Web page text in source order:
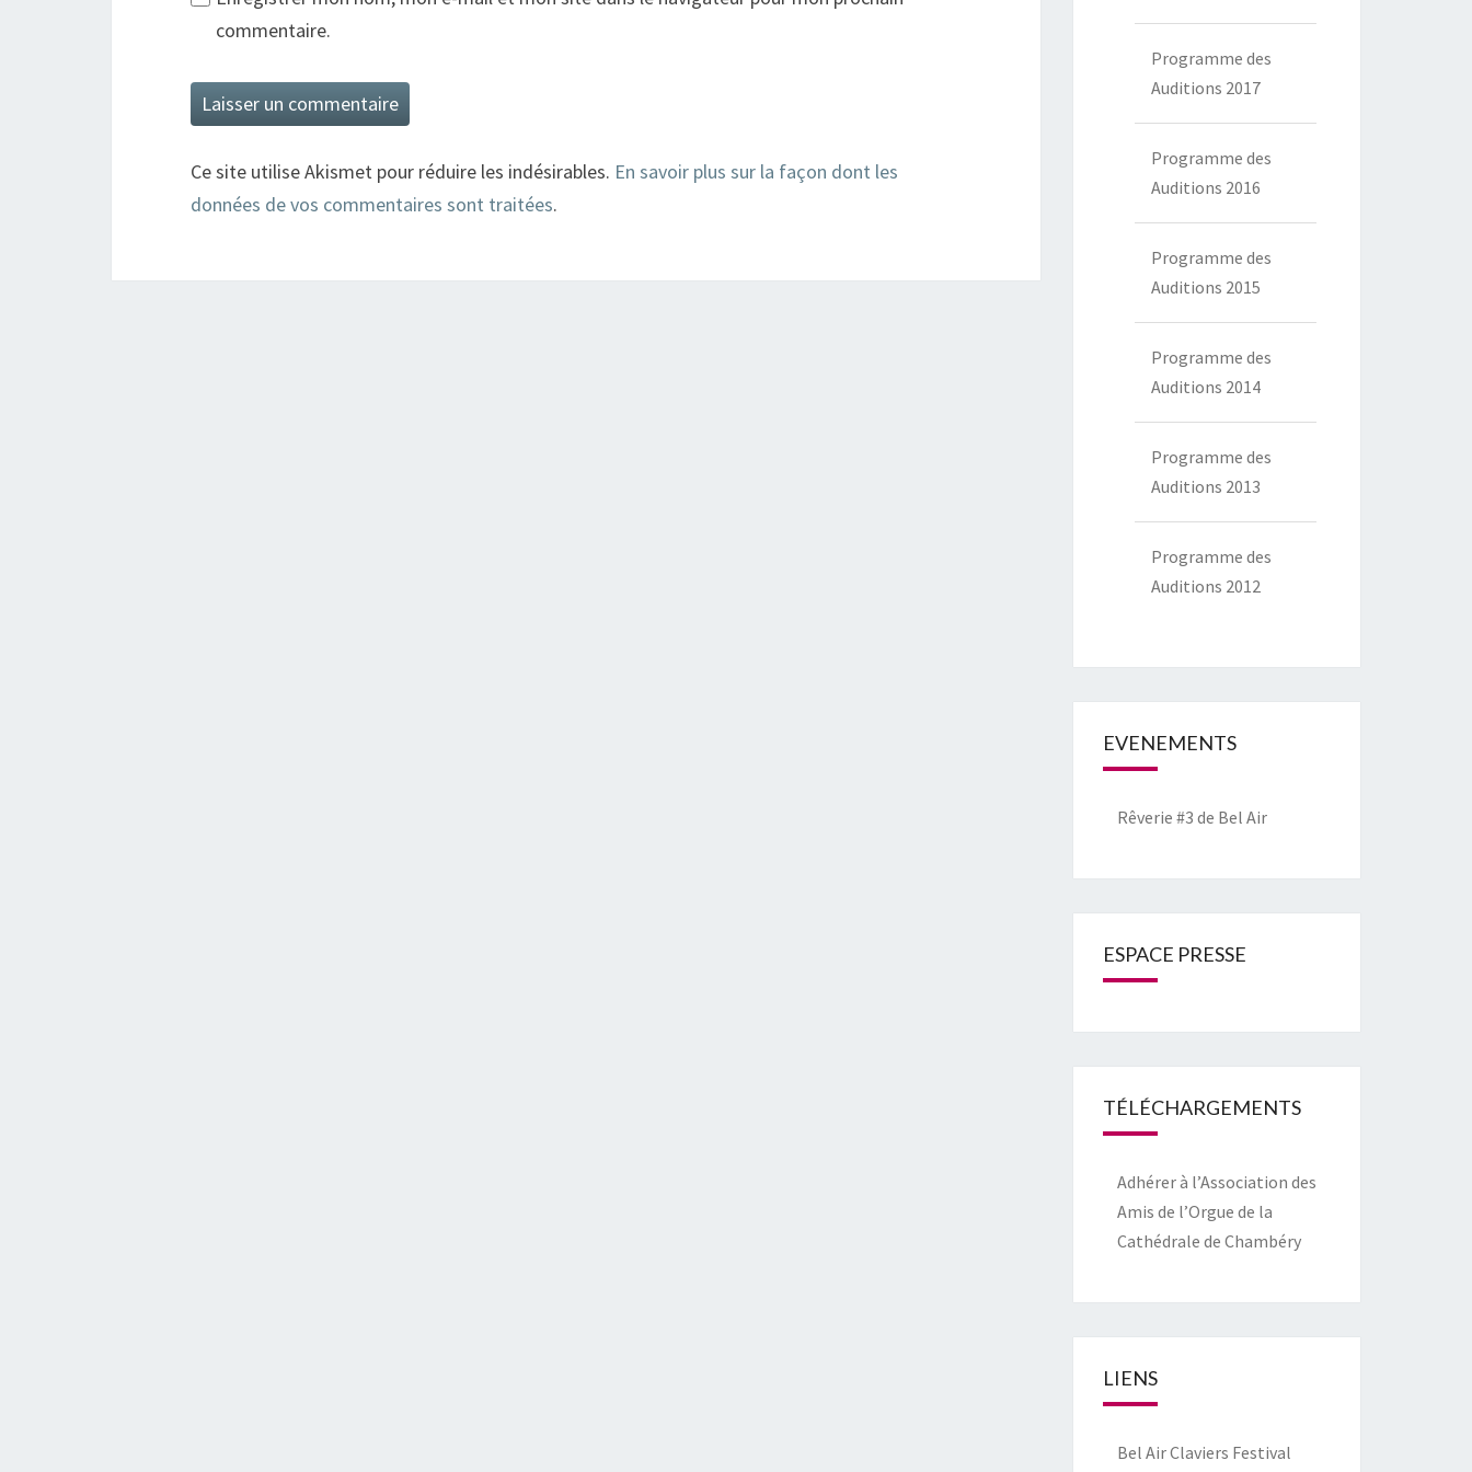
commentaire.
Ce site utilise Akismet pour réduire les indésirables. En savoir plus sur la façon dont les
données de vos commentaires sont traitées.
Programme des
Auditions 2017
Programme des
Auditions 2016
Programme des
Auditions 2015
Programme des
Auditions 2014
Programme des
Auditions 2013
Programme des
Auditions 2012
EVENEMENTS
Rêverie #3 de Bel Air
ESPACE PRESSE
TÉLÉCHARGEMENTS
Adhérer à l’Association des
Amis de l’Orgue de la
Cathédrale de Chambéry
LIENS
Bel Air Claviers Festival